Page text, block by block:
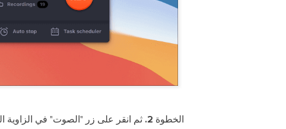
الخطوة 2.
ثم انقر على زر "الصوت" في الزاوية